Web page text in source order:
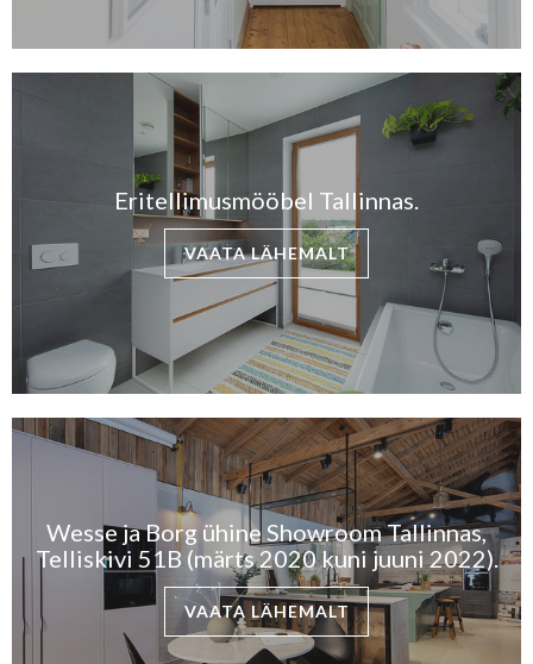
Eritellimusmööbel Tallinnas.
VAATA LÄHEMALT
Wesse ja Borg ühine Showroom Tallinnas,
Telliskivi 51B (märts 2020 kuni juuni 2022).
VAATA LÄHEMALT